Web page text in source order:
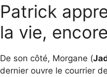
Patrick
la vie,
De son côté, Morgane (
dernier ouvre le courrier